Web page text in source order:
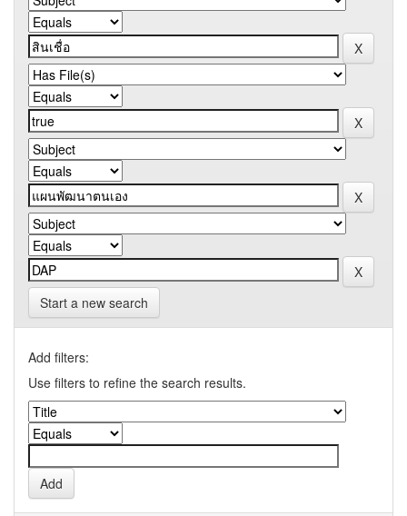
Start a new search
Add filters:
Use filters to refine the search results.